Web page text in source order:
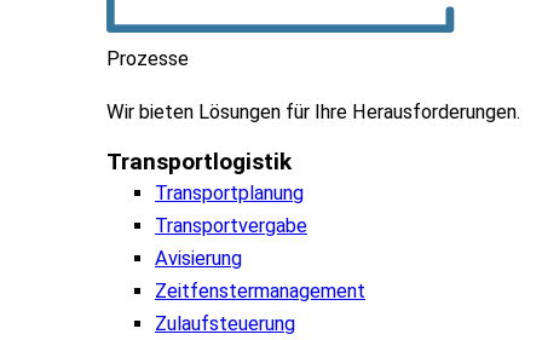
Prozesse
Wir bieten Lösungen für Ihre Herausforderungen.
Transportlogistik
Transportplanung
Transportvergabe
Avisierung
Zeitfenstermanagement
Zulaufsteuerung